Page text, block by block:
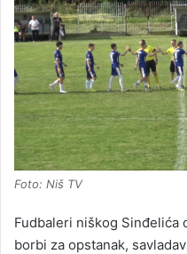
Foto: Niš TV
Fudbaleri niškog Sinđelića
borbi za opstanak,